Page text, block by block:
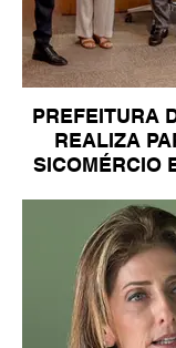
PREFEITURA
REALIZA
SICOMÉRCIO